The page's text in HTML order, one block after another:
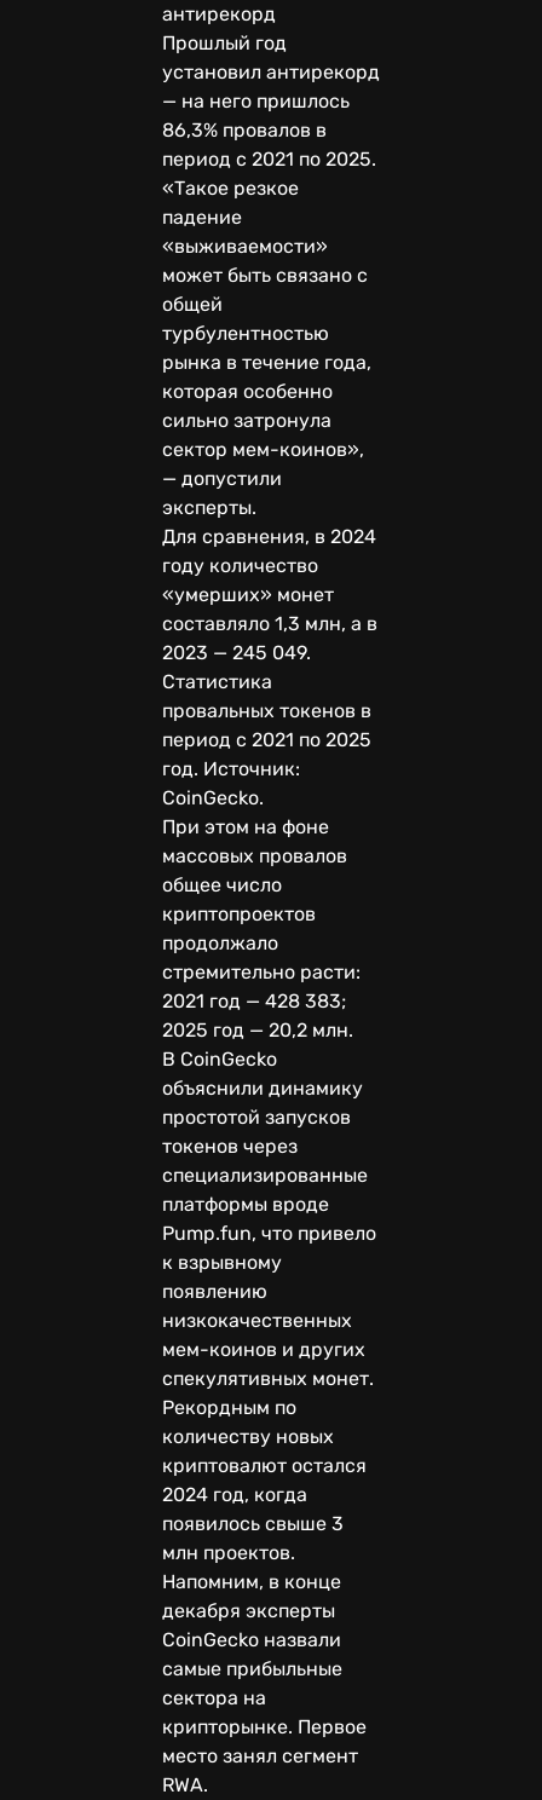
антирекорд
Прошлый год
установил антирекорд
— на него пришлось
86,3% провалов в
период с 2021 по 2025.
«Такое резкое
падение
«выживаемости»
может быть связано с
общей
турбулентностью
рынка в течение года,
которая особенно
сильно затронула
сектор мем-коинов»,
— допустили
эксперты.
Для сравнения, в 2024
году количество
«умерших» монет
составляло 1,3 млн, а в
2023 — 245 049.
Статистика
провальных токенов в
период с 2021 по 2025
год. Источник:
CoinGecko.
При этом на фоне
массовых провалов
общее число
криптопроектов
продолжало
стремительно расти:
2021 год — 428 383;
2025 год — 20,2 млн.
В CoinGecko
объяснили динамику
простотой запусков
токенов через
специализированные
платформы вроде
Pump.fun, что привело
к взрывному
появлению
низкокачественных
мем-коинов и других
спекулятивных монет.
Рекордным по
количеству новых
криптовалют остался
2024 год, когда
появилось свыше 3
млн проектов.
Напомним, в конце
декабря эксперты
CoinGecko назвали
самые прибыльные
сектора на
крипторынке. Первое
место занял сегмент
RWA.